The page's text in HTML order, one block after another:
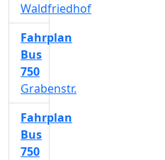
Waldfriedhof
Fahrplan
Bus
750
Grabenstr.
Fahrplan
Bus
750